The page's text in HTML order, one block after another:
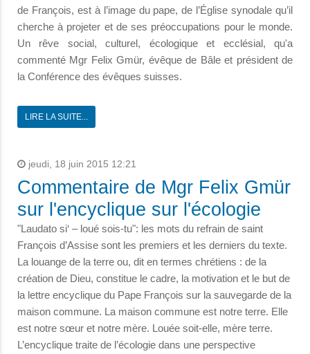
de François, est à l’image du pape, de l’Église synodale qu’il
cherche à projeter et de ses préoccupations pour le monde.
Un rêve social, culturel, écologique et ecclésial, qu'a
commenté Mgr Felix Gmür, évêque de Bâle et président de
la Conférence des évêques suisses.
LIRE LA SUITE...
jeudi, 18 juin 2015 12:21
Commentaire de Mgr Felix Gmür
sur l'encyclique sur l'écologie
"Laudato si‘ – loué sois-tu": les mots du refrain de saint
François d’Assise sont les premiers et les derniers du texte.
La louange de la terre ou, dit en termes chrétiens : de la
création de Dieu, constitue le cadre, la motivation et le but de
la lettre encyclique du Pape François sur la sauvegarde de la
maison commune. La maison commune est notre terre. Elle
est notre sœur et notre mère. Louée soit-elle, mère terre.
L’encyclique traite de l’écologie dans une perspective